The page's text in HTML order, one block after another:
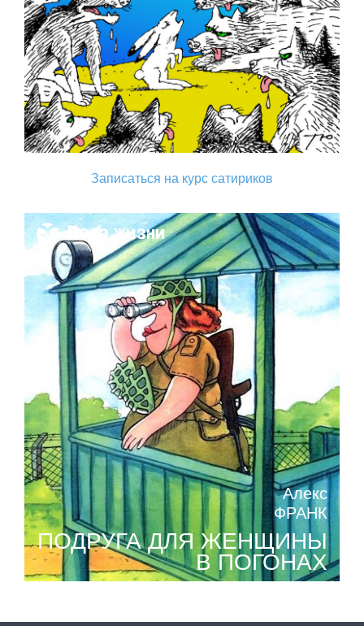
Записаться на курс сатириков
Поза жизни
Алекс
ФРАНК
ПОДРУГА ДЛЯ ЖЕНЩИНЫ
В ПОГОНАХ